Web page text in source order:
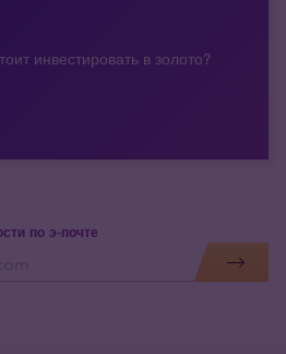
инвестировать в золото?
по э-почте